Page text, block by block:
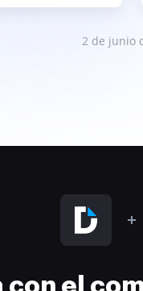
2 de junio